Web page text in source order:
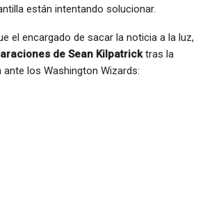
están intentando solucionar.
el encargado de sacar la noticia a la luz,
de Sean Kilpatricktras la
los Washington Wizards: